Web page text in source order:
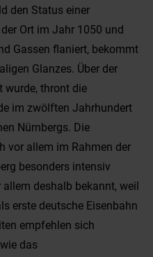
den Status einer
Ort im Jahr 1050 und
Gassen flaniert, bekommt
Glanzes. Über der
wurde, thront die
im zwölften Jahrhundert
Nürnbergs. Die
vor allem im Rahmen der
besonders intensiv
deshalb bekannt, weil
erste deutsche Eisenbahn
empfehlen sich
das